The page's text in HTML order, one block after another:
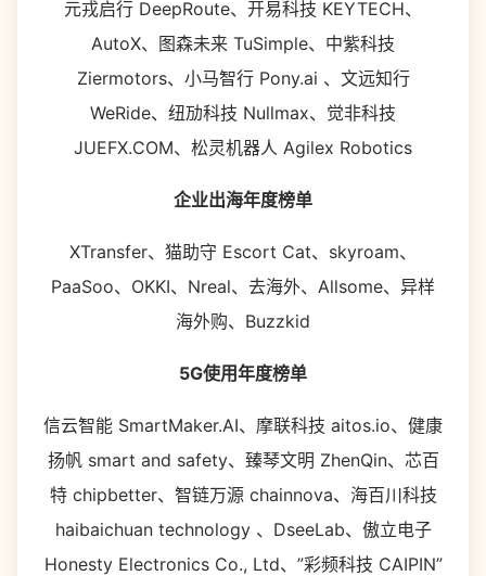
元戎启行 DeepRoute、开易科技 KEYTECH、
AutoX、图森未来 TuSimple、中紫科技
Ziermotors、小马智行 Pony.ai 、文远知行
WeRide、纽劢科技 Nullmax、觉非科技
JUEFX.COM、松灵机器人 Agilex Robotics
企业出海年度榜单
XTransfer、猫助守 Escort Cat、skyroam、
PaaSoo、OKKI、Nreal、去海外、Allsome、异样
海外购、Buzzkid
5G使用年度榜单
信云智能 SmartMaker.AI、摩联科技 aitos.io、健康
扬帆 smart and safety、臻琴文明 ZhenQin、芯百
特 chipbetter、智链万源 chainnova、海百川科技
haibaichuan technology 、DseeLab、傲立电子
Honesty Electronics Co., Ltd、”彩频科技 CAIPIN”